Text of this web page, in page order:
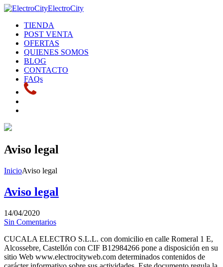
ElectroCity
TIENDA
POST VENTA
OFERTAS
QUIENES SOMOS
BLOG
CONTACTO
FAQs
Aviso legal
InicioAviso legal
Aviso legal
14/04/2020
Sin Comentarios
CUCALA ELECTRO S.L.L. con domicilio en calle Romeral 1 E,
Alcossebre, Castellón con CIF B12984266 pone a disposición en su
sitio Web www.electrocityweb.com determinados contenidos de